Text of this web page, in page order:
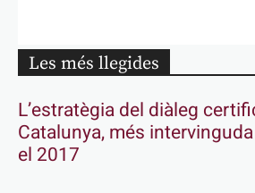
Les més llegides
L’estratègia del diàleg
Catalunya, més
el 2017